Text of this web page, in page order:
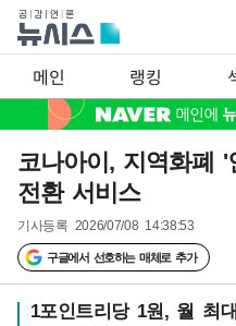
메인 랭킹
코나아이, 지역화폐 '
전환 서비스
기사등록 2026/07/08 14:38:53
구글에서 선호하는 매체로 추가
1포인트리당 1원, 월 최